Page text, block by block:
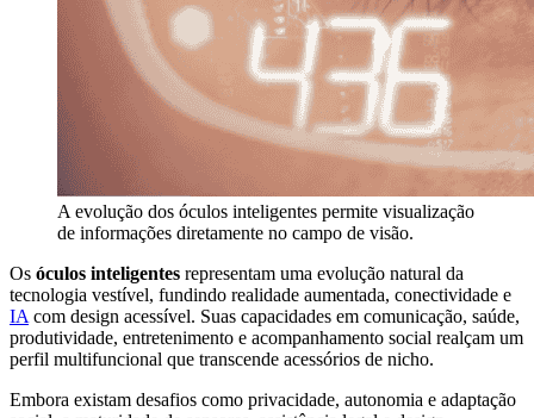
A evolução dos óculos inteligentes permite visualização
de informações diretamente no campo de visão.
Os óculos inteligentes representam uma evolução natural da
tecnologia vestível, fundindo realidade aumentada, conectividade e
IA com design acessível. Suas capacidades em comunicação, saúde,
produtividade, entretenimento e acompanhamento social realçam um
perfil multifuncional que transcende acessórios de nicho.
Embora existam desafios como privacidade, autonomia e adaptação